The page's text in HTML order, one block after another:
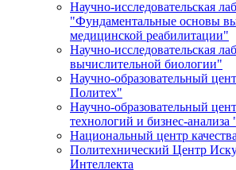
Научно-исследовательская
"Фундаментальные основы
медицинской реабилитации"
Научно-исследовательская
вычислительной биологии"
Научно-образовательный
Политех"
Научно-образовательный
технологий и бизнес-
Национальный центр
Политехнический Центр
Интеллекта